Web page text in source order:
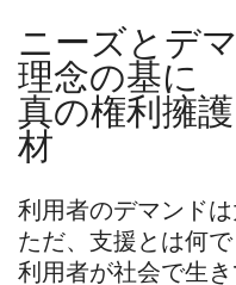
ニーズとデ
理念の基に
真の権利擁
材
利用者のデマンドは
ただ、支援とは何
利用者が社会で生